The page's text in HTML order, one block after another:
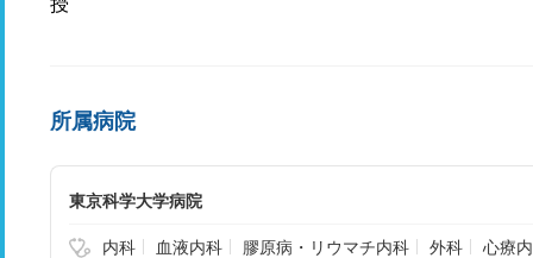
授
所属病院
東京科学大学病院
内科 血液内科 膠原病・リウマチ内科 外科
心療